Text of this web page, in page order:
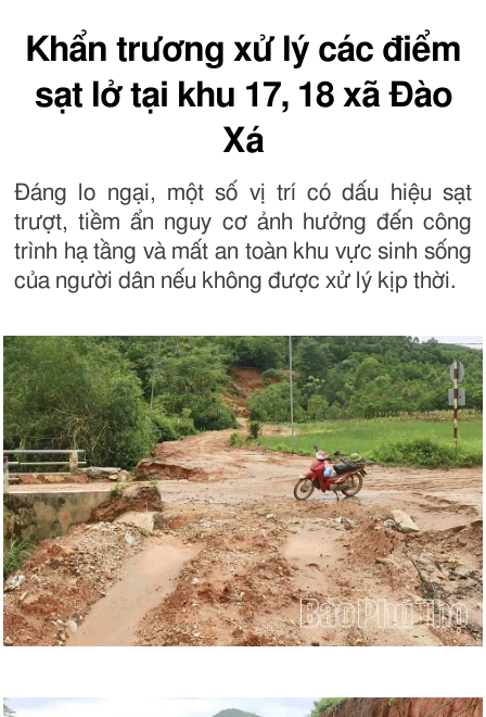
Khẩn trương xử lý các điểm
sạt lở tại khu 17, 18 xã Đào
Xá
Đáng lo ngại, một số vị trí có dấu hiệu sạt
trượt, tiềm ẩn nguy cơ ảnh hưởng đến công
trình hạ tầng và mất an toàn khu vực sinh sống
của người dân nếu không được xử lý kịp thời.